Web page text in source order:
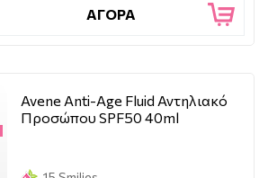
ΑΓΟΡΑ
Avene Anti-Age Fluid Αντηλιακό
Προσώπου SPF50 40ml